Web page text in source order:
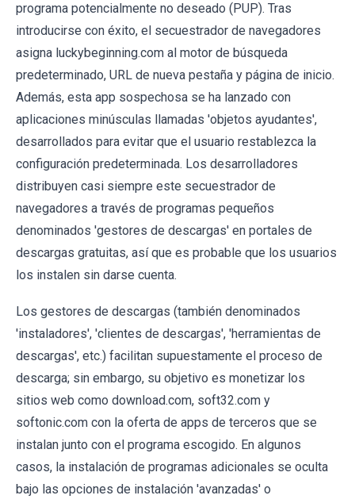
programa potencialmente no deseado (PUP). Tras
introducirse con éxito, el secuestrador de navegadores
asigna luckybeginning.com al motor de búsqueda
predeterminado, URL de nueva pestaña y página de inicio.
Además, esta app sospechosa se ha lanzado con
aplicaciones minúsculas llamadas 'objetos ayudantes',
desarrollados para evitar que el usuario restablezca la
configuración predeterminada. Los desarrolladores
distribuyen casi siempre este secuestrador de
navegadores a través de programas pequeños
denominados 'gestores de descargas' en portales de
descargas gratuitas, así que es probable que los usuarios
los instalen sin darse cuenta.
Los gestores de descargas (también denominados
'instaladores', 'clientes de descargas', 'herramientas de
descargas', etc.) facilitan supuestamente el proceso de
descarga; sin embargo, su objetivo es monetizar los
sitios web como download.com, soft32.com y
softonic.com con la oferta de apps de terceros que se
instalan junto con el programa escogido. En algunos
casos, la instalación de programas adicionales se oculta
bajo las opciones de instalación 'avanzadas' o